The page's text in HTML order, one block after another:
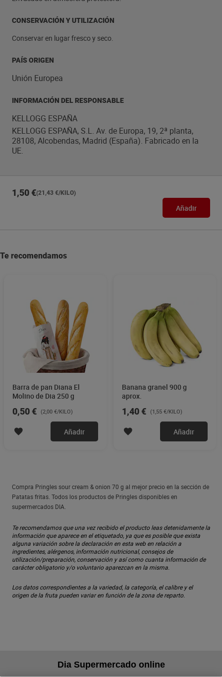
CONSERVACIÓN Y UTILIZACIÓN
Conservar en lugar fresco y seco.
PAÍS ORIGEN
Unión Europea
INFORMACIÓN DEL RESPONSABLE
KELLOGG ESPAÑA
KELLOGG ESPAÑA, S.L. Av. de Europa, 19, 2ª planta,
28108, Alcobendas, Madrid (España). Fabricado en la
UE.
1,50 €(21,43 €/KILO)
Añadir
Te recomendamos
Barra de pan Diana El
Molino de Dia 250 g
0,50 € (2,00 €/KILO)
Añadir
Banana granel 900 g
aprox.
1,40 € (1,55 €/KILO)
Añadir
Compra Pringles sour cream & onion 70 g al mejor precio en la sección de
Patatas fritas. Todos los productos de Pringles disponibles en
supermercados DIA.
Te recomendamos que una vez recibido el producto leas detenidamente la
información que aparece en el etiquetado, ya que es posible que exista
alguna variación sobre la declaración en esta web en relación a
ingredientes, alérgenos, información nutricional, consejos de
utilización/preparación, conservación y así como cuanta información de
carácter obligatorio y/o voluntario aparezcan en la misma.
Los datos correspondientes a la variedad, la categoría, el calibre y el
origen de la fruta pueden variar en función de la zona de reparto.
Dia Supermercado online